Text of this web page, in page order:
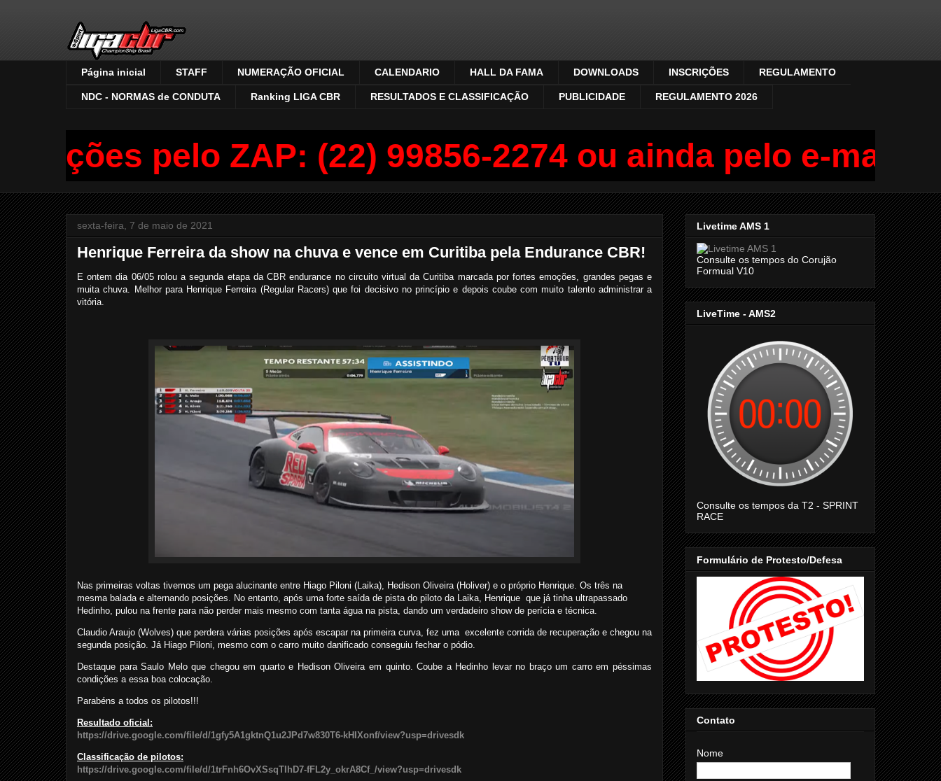
Página inicial STAFF NUMERAÇÃO OFICIAL CALENDARIO HALL DA FAMA DOWNLOADS INSCRIÇÕES REGULAMENTO
NDC - NORMAS de CONDUTA Ranking LIGA CBR RESULTADOS E CLASSIFICAÇÃO PUBLICIDADE REGULAMENTO 2026
pelo ZAP: (22) 99856-2274 ou ainda pelo e-mail
sexta-feira, 7 de maio de 2021
Henrique Ferreira da show na chuva e vence em Curitiba pela Endurance CBR!
E ontem dia 06/05 rolou a segunda etapa da CBR endurance no circuito virtual da Curitiba marcada por fortes emoções, grandes pegas e
muita chuva. Melhor para Henrique Ferreira (Regular Racers) que foi decisivo no princípio e depois coube com muito talento administrar a
vitória.
Nas primeiras voltas tivemos um pega alucinante entre Hiago Piloni (Laika), Hedison Oliveira (Holiver) e o próprio Henrique. Os três na
mesma balada e alternando posições. No entanto, após uma forte saída de pista do piloto da Laika, Henrique que já tinha ultrapassado
Hedinho, pulou na frente para não perder mais mesmo com tanta água na pista, dando um verdadeiro show de perícia e técnica.
Claudio Araujo (Wolves) que perdera várias posições após escapar na primeira curva, fez uma excelente corrida de recuperação e chegou na
segunda posição. Já Hiago Piloni, mesmo com o carro muito danificado conseguiu fechar o pódio.
Destaque para Saulo Melo que chegou em quarto e Hedison Oliveira em quinto. Coube a Hedinho levar no braço um carro em péssimas
condições a essa boa colocação.
Parabéns a todos os pilotos!!!
Resultado oficial:
https://drive.google.com/file/d/1gfy5A1gktnQ1u2JPd7w830T6-kHIXonf/view?usp=drivesdk
Classificação de pilotos:
https://drive.google.com/file/d/1trFnh6OvXSsqTIhD7-fFL2y_okrA8Cf_/view?usp=drivesdk
Livetime AMS 1
Consulte os tempos do Corujão
Formual V10
LiveTime - AMS2
Consulte os tempos da T2 - SPRINT
RACE
Formulário de Protesto/Defesa
Contato
Nome